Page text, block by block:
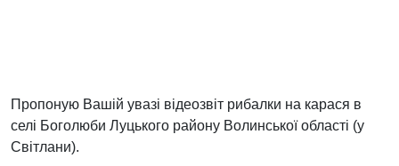
Пропоную Вашій увазі відеозвіт рибалки на карася в
селі Боголюби Луцького району Волинської області (у
Світлани).